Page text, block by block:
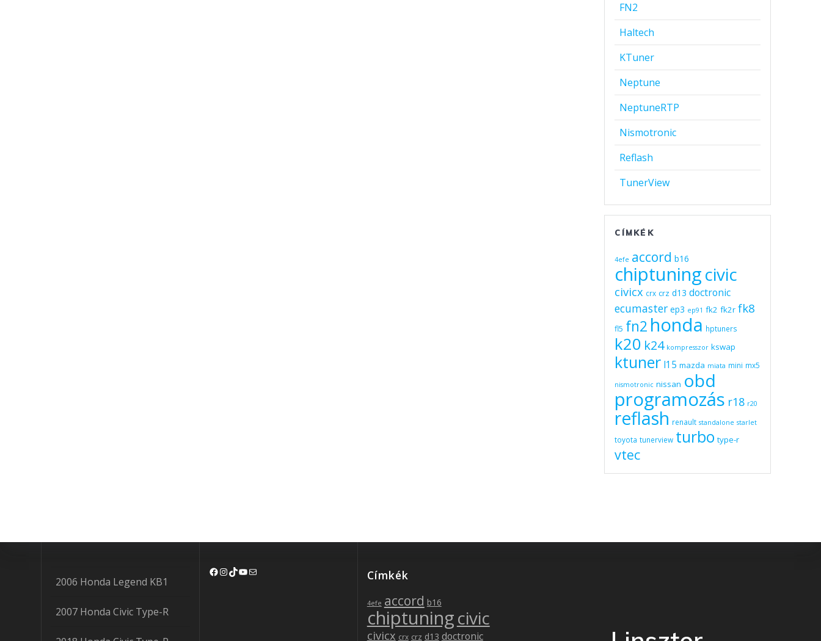
FN2
Haltech
KTuner
Neptune
NeptuneRTP
Nismotronic
Reflash
TunerView
CÍMKÉK
4efe accord b16
chiptuningcivic
civicx crx crz d13 doctronic
ecumaster ep3 ep91 fk2 fk2r fk8
fl5 fn2 honda hptuners
k20 k24 kompresszor kswap
ktuner l15 mazda miata mini mx5
nismotronic nissan obd
programozás r18 r20
reflash renault standalone starlet
toyota tunerview turbo type-r
vtec
2006 Honda Legend KB1
2007 Honda Civic Type-R
Facebook
Instagram
TikTok
YouTube
Mail Címkék
4efe accord b16
chiptuningcivic
civicx crx crz d13 doctronic